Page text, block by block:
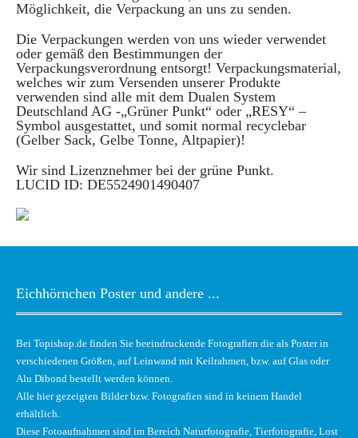
Möglichkeit, die Verpackung an uns zu senden.
Die Verpackungen werden von uns wieder verwendet
oder gemäß den Bestimmungen der
Verpackungsverordnung entsorgt! Verpackungsmaterial,
welches wir zum Versenden unserer Produkte
verwenden sind alle mit dem Dualen System
Deutschland AG -„Grüner Punkt“ oder „RESY“ –
Symbol ausgestattet, und somit normal recyclebar
(Gelber Sack, Gelbe Tonne, Altpapier)!
Wir sind Lizenznehmer bei der grüne Punkt.
LUCID ID: DE5524901490407
Eichhörnchen Poster und andere ...
Bei Topishop.de finden Sie beeindruckende Fotografien die als Poster in
verschiedenen Größen, auf Leinwand mit Keilrahmen, bzw. auf Glas oder
Alu Dibond bestellt werden können.
Alle hier gezeigten Bilder bzw. Fotografien sind in keinem Handel
erhältlich.
Diese Fotoaufnahmen sind im Bereich Naturfotografie, Tierfotografie, Lost